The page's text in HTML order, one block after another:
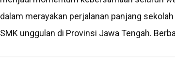
dalam merayakan perjalanan panjang
SMK unggulan di Provinsi Jawa Tengah.